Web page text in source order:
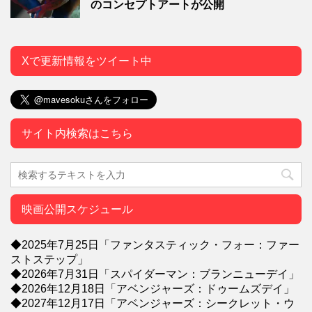
のコンセプトアートが公開
Xで更新情報をツイート中
サイト内検索はこちら
映画公開スケジュール
◆2025年7月25日「ファンタスティック・フォー：ファー
ストステップ」
◆2026年7月31日「スパイダーマン：ブランニューデイ」
◆2026年12月18日「アベンジャーズ：ドゥームズデイ」
◆2027年12月17日「アベンジャーズ：シークレット・ウ